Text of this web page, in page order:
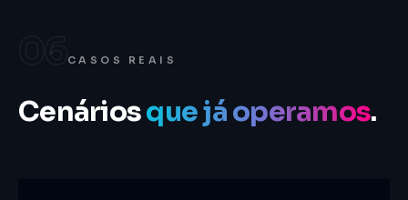
06CASOS REAIS
Cenáriosque já operamos.